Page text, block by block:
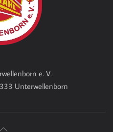
e. V.
Unterwellenborn